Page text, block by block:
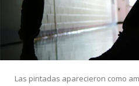
Las pintadas aparecieron como